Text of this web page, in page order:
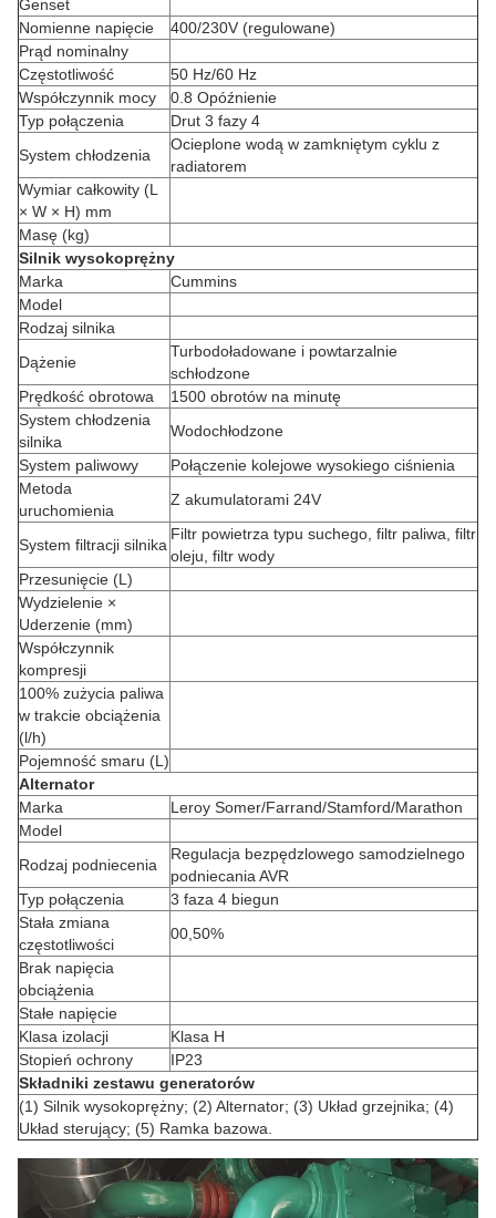
Genset
Nomienne napięcie
400/230V (regulowane)
Prąd nominalny
Częstotliwość
50 Hz/60 Hz
Współczynnik mocy
0.8 Opóźnienie
Typ połączenia
Drut 3 fazy 4
System chłodzenia
Ocieplone wodą w zamkniętym cyklu z
radiatorem
Wymiar całkowity (L
× W × H) mm
Masę (kg)
Silnik wysokoprężny
Marka
Cummins
Model
Rodzaj silnika
Dążenie
Turbodoładowane i powtarzalnie
schłodzone
Prędkość obrotowa
1500 obrotów na minutę
System chłodzenia
silnika
Wodochłodzone
System paliwowy
Połączenie kolejowe wysokiego ciśnienia
Metoda
uruchomienia
Z akumulatorami 24V
System filtracji silnika
Filtr powietrza typu suchego, filtr paliwa, filtr
oleju, filtr wody
Przesunięcie (L)
Wydzielenie ×
Uderzenie (mm)
Współczynnik
kompresji
100% zużycia paliwa
w trakcie obciążenia
(l/h)
Pojemność smaru (L)
Alternator
Marka
Leroy Somer/Farrand/Stamford/Marathon
Model
Rodzaj podniecenia
Regulacja bezpędzlowego samodzielnego
podniecania AVR
Typ połączenia
3 faza 4 biegun
Stała zmiana
częstotliwości
00,50%
Brak napięcia
obciążenia
Stałe napięcie
Klasa izolacji
Klasa H
Stopień ochrony
IP23
Składniki zestawu generatorów
(1) Silnik wysokoprężny; (2) Alternator; (3) Układ grzejnika; (4)
Układ sterujący; (5) Ramka bazowa.